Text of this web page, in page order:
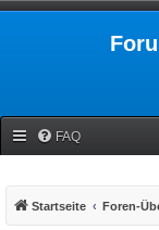
FAQ
Startseite Foren-